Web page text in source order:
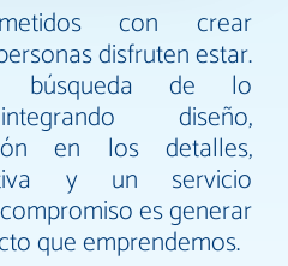
con crear
disfruten estar.
de lo
diseño,
en los detalles,
y un servicio
es generar
que emprendemos.